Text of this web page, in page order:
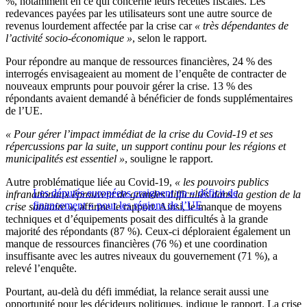
redevances payées par les utilisateurs sont une autre source de
revenus lourdement affectée par la crise car « très dépendantes de
l’activité socio-économique », selon le rapport.
Pour répondre au manque de ressources financières, 24 % des
interrogés envisageaient au moment de l’enquête de contracter de
nouveaux emprunts pour pouvoir gérer la crise. 13 % des
répondants avaient demandé à bénéficier de fonds supplémentaires
de l’UE.
« Pour gérer l’impact immédiat de la crise du Covid-19 et ses
répercussions par la suite, un support continu pour les régions et
municipalités est essentiel », souligne le rapport.
Les députés européens craignent un « déficit de
financement » pour les régions de l’UE
Autre problématique liée au Covid-19, « les pouvoirs publics
infranationaux éprouvent de grandes difficultés dans la gestion de la
crise sanitaire », affirme le rapport. Ainsi, le manque de moyens
techniques et d’équipements posait des difficultés à la grande
majorité des répondants (87 %). Ceux-ci déploraient également un
manque de ressources financières (76 %) et une coordination
insuffisante avec les autres niveaux du gouvernement (71 %), a
relevé l’enquête.
Pourtant, au-delà du défi immédiat, la relance serait aussi une
opportunité pour les décideurs politiques, indique le rapport. La crise